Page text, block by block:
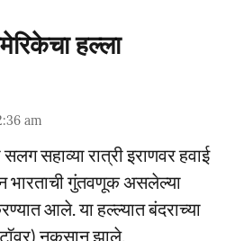
हल्ला
am
सहाव्या रात्री इराणवर हवाई
भारताची गुंतवणूक असलेल्या
आले. या हल्ल्यात बंदराच्या
नुकसान झाले.